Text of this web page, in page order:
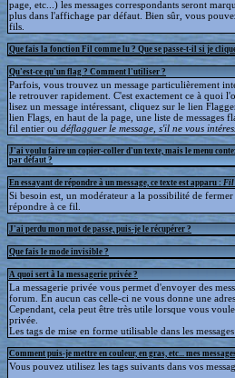
page, etc...) les messages correspondants seront
plus dans l'affichage par défaut. Bien sûr, vous
fils.
Que fais la fonction Fil comme lu ? Que se passe-t-il si je
Qu'est-ce qu'un flag ? Comment l'utiliser ?
Parfois, vous trouvez un message particulièrement
le retrouver rapidement. C'est exactement ce à quoi
lisez un message intéressant, cliquez sur le lien
lien Flags, en haut de la page, une liste de
fil entier ou déflagguerle message, s'il ne vous
J'ai voulu faire un copier-coller d'un texte, mais le menu
par défaut ?
En essayant de répondre à un message, ce texte est apparu : Fil
Si besoin est, un modérateur a la possibilité de
répondre à ce fil.
J'ai perdu mon mot de passe, puis-je le récupérer ?
Que fais le mode invisible ?
A quoi sert à la messagerie privée ?
La messagerie privée vous permet d'envoyer des
forum. En aucun cas celle-ci ne vous donne une
Cependant, cela peut être très utile lorsque vous
privée.
Les tags de mise en forme utilisable dans les
Comment puis-je mettre en couleur, en gras, etc... mes
Vous pouvez utilisez les tags suivants dans vos